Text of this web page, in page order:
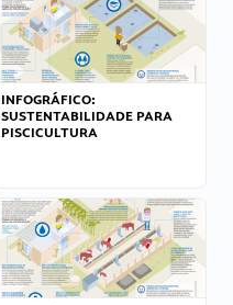
INFOGRÁFICO:
SUSTENTABILIDADE PARA
PISCICULTURA